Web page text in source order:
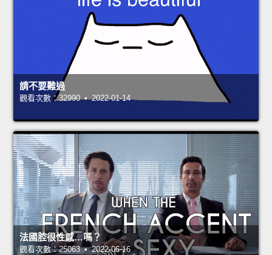
請不要難過
觀看次數：32990 • 2022-01-14
法國腔很性感…嗎？
觀看次數：25063 • 2022-06-16